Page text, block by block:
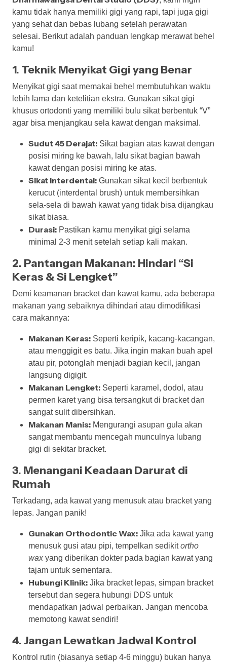
kamu tidak hanya memiliki gigi yang rapi, tapi juga gigi
yang sehat dan bebas lubang setelah perawatan
selesai. Berikut adalah panduan lengkap merawat behel
kamu!
1. Teknik Menyikat Gigi yang Benar
Menyikat gigi saat memakai behel membutuhkan waktu
lebih lama dan ketelitian ekstra. Gunakan sikat gigi
khusus ortodonti yang memiliki bulu sikat berbentuk “V”
agar bisa menjangkau sela kawat dengan maksimal.
Sudut 45 Derajat: Sikat bagian atas kawat dengan
posisi miring ke bawah, lalu sikat bagian bawah
kawat dengan posisi miring ke atas.
Sikat Interdental: Gunakan sikat kecil berbentuk
kerucut (interdental brush) untuk membersihkan
sela-sela di bawah kawat yang tidak bisa dijangkau
sikat biasa.
Durasi: Pastikan kamu menyikat gigi selama
minimal 2-3 menit setelah setiap kali makan.
2. Pantangan Makanan: Hindari “Si
Keras & Si Lengket”
Demi keamanan bracket dan kawat kamu, ada beberapa
makanan yang sebaiknya dihindari atau dimodifikasi
cara makannya:
Makanan Keras: Seperti keripik, kacang-kacangan,
atau menggigit es batu. Jika ingin makan buah apel
atau pir, potonglah menjadi bagian kecil, jangan
langsung digigit.
Makanan Lengket: Seperti karamel, dodol, atau
permen karet yang bisa tersangkut di bracket dan
sangat sulit dibersihkan.
Makanan Manis: Mengurangi asupan gula akan
sangat membantu mencegah munculnya lubang
gigi di sekitar bracket.
3. Menangani Keadaan Darurat di
Rumah
Terkadang, ada kawat yang menusuk atau bracket yang
lepas. Jangan panik!
Gunakan Orthodontic Wax: Jika ada kawat yang
menusuk gusi atau pipi, tempelkan sedikitortho
waxyang diberikan dokter pada bagian kawat yang
tajam untuk sementara.
Hubungi Klinik: Jika bracket lepas, simpan bracket
tersebut dan segera hubungi DDS untuk
mendapatkan jadwal perbaikan. Jangan mencoba
memotong kawat sendiri!
4. Jangan Lewatkan Jadwal Kontrol
Kontrol rutin (biasanya setiap 4-6 minggu) bukan hanya